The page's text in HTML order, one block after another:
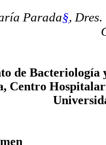
Parada§,
de
Centro